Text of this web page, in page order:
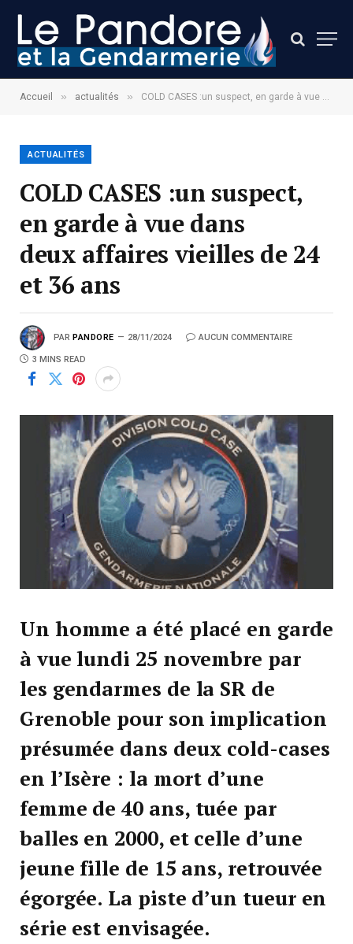
Accueil » actualités » COLD CASES :un suspect, en garde à vue dans deux affaires vieilles de 24 et 36 ans
ACTUALITÉS
COLD CASES :un suspect,
en garde à vue dans
deux affaires vieilles de 24
et 36 ans
PAR PANDORE 28/11/2024 AUCUN COMMENTAIRE
3 MINS READ
Un homme a été placé en garde
à vue lundi 25 novembre par
les gendarmes de la SR de
Grenoble pour son implication
présumée dans deux cold-cases
en l’Isère : la mort d’une
femme de 40 ans, tuée par
balles en 2000, et celle d’une
jeune fille de 15 ans, retrouvée
égorgée. La piste d’un tueur en
série est envisagée.